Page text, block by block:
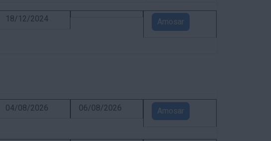
18/12/2024 Amosar
04/08/2026 06/08/2026 Amosar